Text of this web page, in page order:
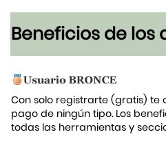
Beneficios de los
Con solo registrarte (gratis) te
pago de ningún tipo. Los
todas las herramientas y